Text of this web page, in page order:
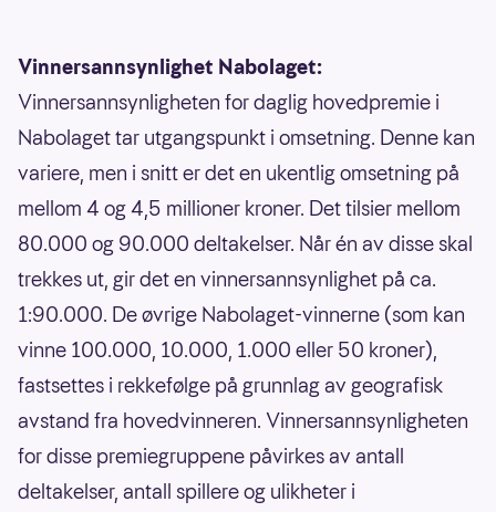
Vinnersannsynlighet Nabolaget:
Vinnersannsynligheten for daglig hovedpremie i
Nabolaget tar utgangspunkt i omsetning. Denne kan
variere, men i snitt er det en ukentlig omsetning på
mellom 4 og 4,5 millioner kroner. Det tilsier mellom
80.000 og 90.000 deltakelser. Når én av disse skal
trekkes ut, gir det en vinnersannsynlighet på ca.
1:90.000. De øvrige Nabolaget-vinnerne (som kan
vinne 100.000, 10.000, 1.000 eller 50 kroner),
fastsettes i rekkefølge på grunnlag av geografisk
avstand fra hovedvinneren. Vinnersannsynligheten
for disse premiegruppene påvirkes av antall
deltakelser, antall spillere og ulikheter i